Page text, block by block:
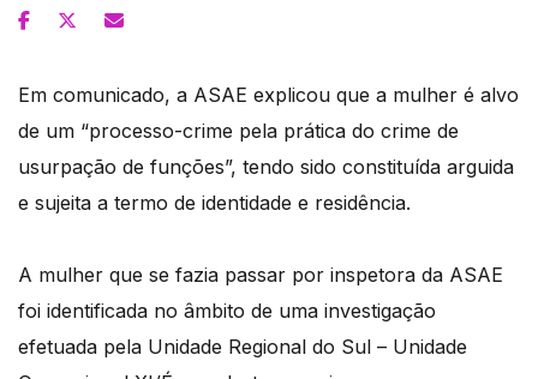
Em comunicado, a ASAE explicou que a mulher é alvo
de um “processo-crime pela prática do crime de
usurpação de funções”, tendo sido constituída arguida
e sujeita a termo de identidade e residência.
A mulher que se fazia passar por inspetora da ASAE
foi identificada no âmbito de uma investigação
efetuada pela Unidade Regional do Sul – Unidade